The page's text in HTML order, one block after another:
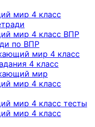
мир 4 класс
мир 4 класс ВПР
по ВПР
мир 4 класс
4 класс
мир
мир 4 класс
мир 4 класс тесты
мир 4 класс